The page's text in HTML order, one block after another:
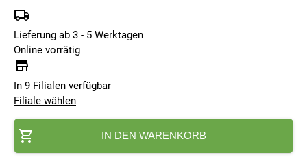
Lieferung ab 3 - 5 Werktagen
Online vorrätig
In 9 Filialen verfügbar
Filiale wählen
IN DEN WARENKORB